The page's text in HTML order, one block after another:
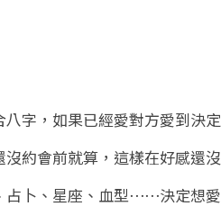
字，如果已經愛對方愛到決定
約會前就算，這樣在好感還沒
占卜、星座、血型⋯⋯決定想愛